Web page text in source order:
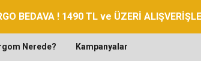
BEDAVA ! 1490 TL ve ÜZERİ
Nerede? Kampanyalar